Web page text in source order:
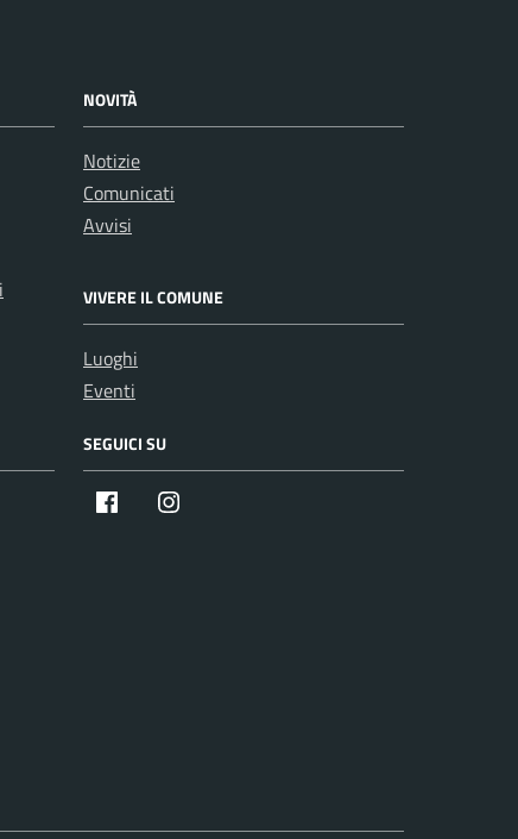
NOVITÀ
Notizie
Comunicati
Avvisi
VIVERE IL COMUNE
Luoghi
Eventi
SEGUICI SU
Facebook